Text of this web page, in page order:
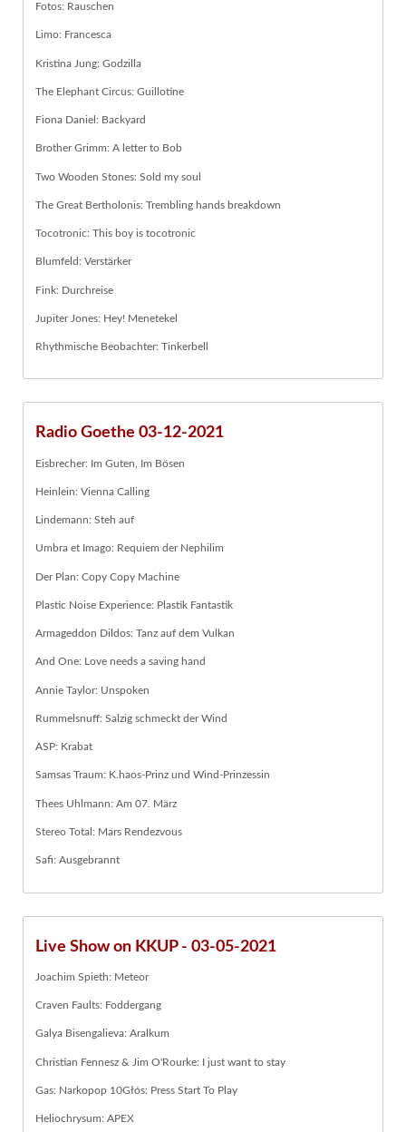
Fotos: Rauschen
Limo: Francesca
Kristina Jung: Godzilla
The Elephant Circus: Guillotine
Fiona Daniel: Backyard
Brother Grimm: A letter to Bob
Two Wooden Stones: Sold my soul
The Great Bertholonis: Trembling hands breakdown
Tocotronic: This boy is tocotronic
Blumfeld: Verstärker
Fink: Durchreise
Jupiter Jones: Hey! Menetekel
Rhythmische Beobachter: Tinkerbell
Radio Goethe 03-12-2021
Eisbrecher: Im Guten, Im Bösen
Heinlein: Vienna Calling
Lindemann: Steh auf
Umbra et Imago: Requiem der Nephilim
Der Plan: Copy Copy Machine
Plastic Noise Experience: Plastik Fantastik
Armageddon Dildos: Tanz auf dem Vulkan
And One: Love needs a saving hand
Annie Taylor: Unspoken
Rummelsnuff: Salzig schmeckt der Wind
ASP: Krabat
Samsas Traum: K.haos-Prinz und Wind-Prinzessin
Thees Uhlmann: Am 07. März
Stereo Total: Mars Rendezvous
Safi: Ausgebrannt
Live Show on KKUP - 03-05-2021
Joachim Spieth: Meteor
Craven Faults: Foddergang
Galya Bisengalieva: Aralkum
Christian Fennesz & Jim O'Rourke: I just want to stay
Gas: Narkopop 10Głós: Press Start To Play
Heliochrysum: APEX